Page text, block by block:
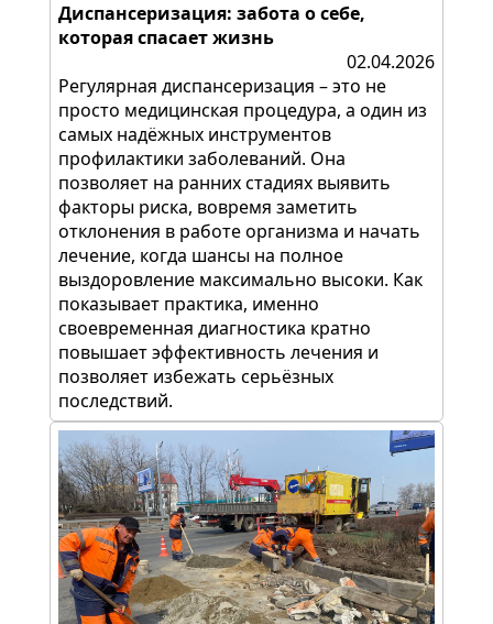
Диспансеризация: забота о себе,
которая спасает жизнь
02.04.2026
Регулярная диспансеризация – это не
просто медицинская процедура, а один из
самых надёжных инструментов
профилактики заболеваний. Она
позволяет на ранних стадиях выявить
факторы риска, вовремя заметить
отклонения в работе организма и начать
лечение, когда шансы на полное
выздоровление максимально высоки. Как
показывает практика, именно
своевременная диагностика кратно
повышает эффективность лечения и
позволяет избежать серьёзных
последствий.